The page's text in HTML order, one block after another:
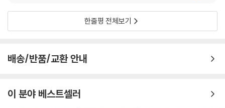
한줄평 전체보기
배송/반품/교환 안내
이 분야 베스트셀러